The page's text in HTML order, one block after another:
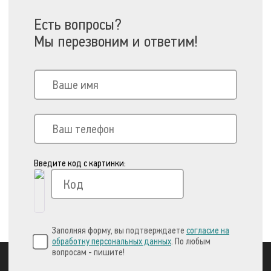
Есть вопросы?
Мы перезвоним и ответим!
Введите код с картинки:
Заполняя форму, вы подтверждаете согласие на
обработку персональных данных. По любым
вопросам - пишите!